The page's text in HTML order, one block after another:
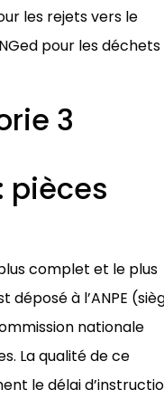
les rejets vers le
pour les déchets
3
pièces
complet et le plus
à l’ANPE
nationale
La qualité de ce
le délai